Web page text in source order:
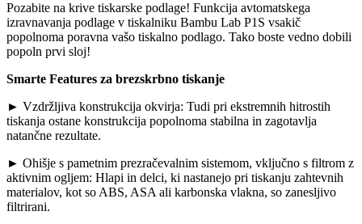
Pozabite na krive tiskarske podlage! Funkcija avtomatskega
izravnavanja podlage v tiskalniku Bambu Lab P1S vsakič
popolnoma poravna vašo tiskalno podlago. Tako boste vedno dobili
popoln prvi sloj!
Smarte Features za brezskrbno tiskanje
► Vzdržljiva konstrukcija okvirja: Tudi pri ekstremnih hitrostih
tiskanja ostane konstrukcija popolnoma stabilna in zagotavlja
natančne rezultate.
► Ohišje s pametnim prezračevalnim sistemom, vključno s filtrom z
aktivnim ogljem: Hlapi in delci, ki nastanejo pri tiskanju zahtevnih
materialov, kot so ABS, ASA ali karbonska vlakna, so zanesljivo
filtrirani.